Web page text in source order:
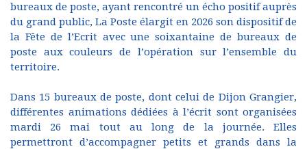
bureaux de poste, ayant rencontré un écho positif auprès
du grand public, La Poste élargit en 2026 son dispositif de
la Fête de l’Ecrit avec une soixantaine de bureaux de
poste aux couleurs de l’opération sur l’ensemble du
territoire.
Dans 15 bureaux de poste, dont celui de Dijon Grangier,
différentes animations dédiées à l’écrit sont organisées
mardi 26 mai tout au long de la journée. Elles
permettront d’accompagner petits et grands dans la